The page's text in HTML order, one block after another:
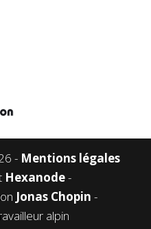
- Mentions légales
Hexanode-
Jonas Chopin -
alpin